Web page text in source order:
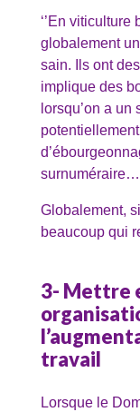
‘’En
globalement
sain. Ils ont
implique des
lorsqu’on a
surnuméraire…
Globalement,
beaucoup qui
3- Mettre
travail
Lorsque le